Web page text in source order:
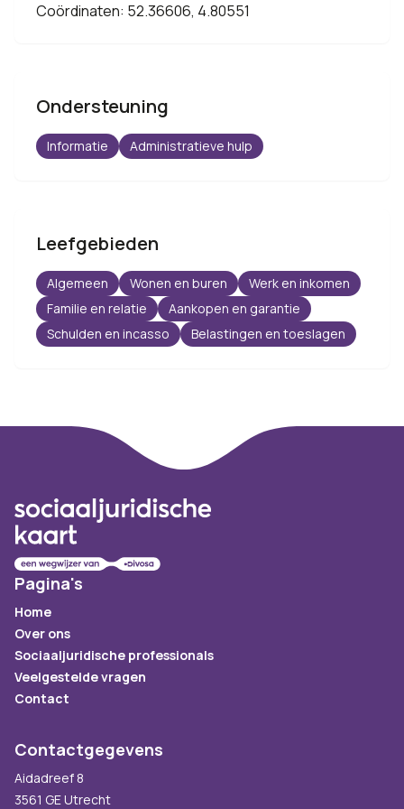
Coördinaten: 52.36606, 4.80551
Ondersteuning
Informatie Administratieve hulp
Leefgebieden
Algemeen Wonen en buren
Werk en inkomen
Familie en relatie
Aankopen en garantie
Schulden en incasso
Belastingen en toeslagen
Pagina's
Home
Over ons
Sociaaljuridische professionals
Veelgestelde vragen
Contact
Contactgegevens
Aidadreef 8
3561 GE Utrecht